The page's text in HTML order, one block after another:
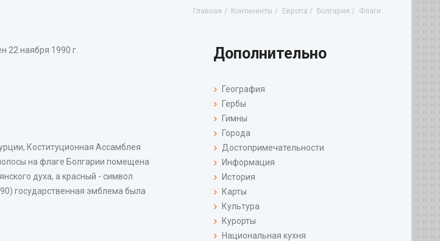
Главная Континенты Европа Болгария Флаги
22 наября 1990 г.
Коституционная Ассамблея
на флаге Болгарии помещена
духа, а красный - символ
государственная эмблема была
Дополнительно
География
Гербы
Гимны
Города
Достопримечательности
Информация
История
Карты
Культура
Курорты
Национальная кухня